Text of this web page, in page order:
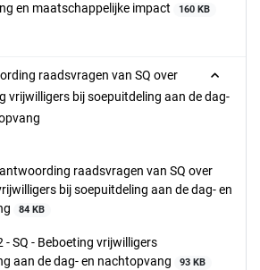
en maatschappelijke impact
160 KB
raadsvragen van SQ over
vrijwilligers bij soepuitdeling aan de dag-
raadsvragen van SQ over
bij soepuitdeling aan de dag- en
84 KB
- SQ - Beboeting vrijwilligers
aan de dag- en nachtopvang
93 KB